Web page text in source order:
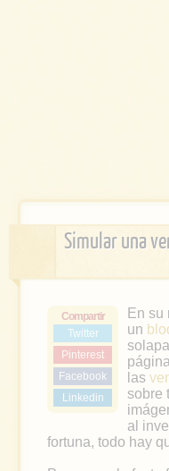
Simular una
Compartir
Twitter
Pinterest
Facebook
Linkedin
En su
un
las
sobre
al
fortuna, todo hay